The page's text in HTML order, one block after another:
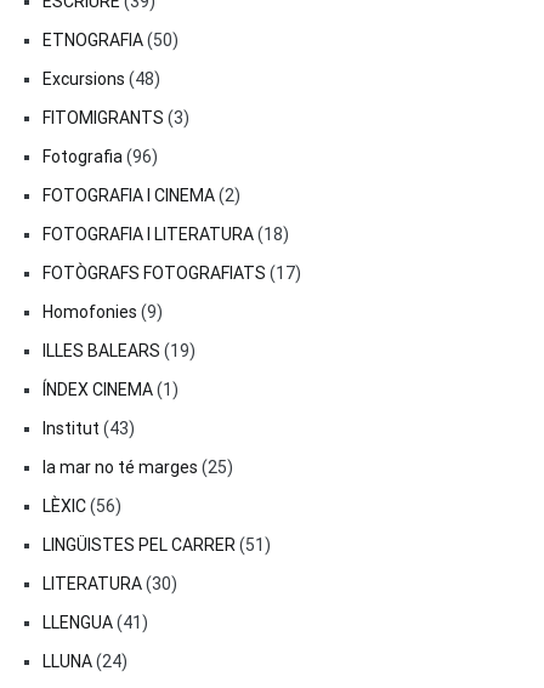
ETNOGRAFIA(50)
Excursions (48)
FITOMIGRANTS (3)
Fotografia (96)
FOTOGRAFIA I CINEMA(2)
FOTOGRAFIA I LITERATURA(18)
FOTÒGRAFS FOTOGRAFIATS (17)
Homofonies (9)
ILLES BALEARS (19)
ÍNDEX CINEMA(1)
Institut (43)
la mar no té marges (25)
LÈXIC(56)
LINGÜISTES PEL CARRER (51)
LITERATURA(30)
LLENGUA(41)
LLUNA(24)